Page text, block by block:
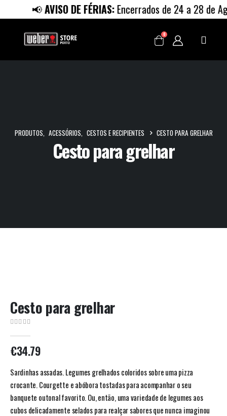
📢AVISO DE FÉRIAS:Encerrados de 24 a 28 de
0
Cesto para grelhar
PRODUTOS, ACESSÓRIOS, CESTOS E RECIPIENTES CESTO PARA GRELHAR
Cesto para grelhar
€34.79
Sardinhas assadas. Legumes grelhados coloridos sobre uma pizza
crocante. Courgette e abóbora tostadas para acompanhar o seu
banquete outonal favorito. Ou, então, uma variedade de legumes aos
cubos delicadamente selados para realçar sabores que nunca imaginou